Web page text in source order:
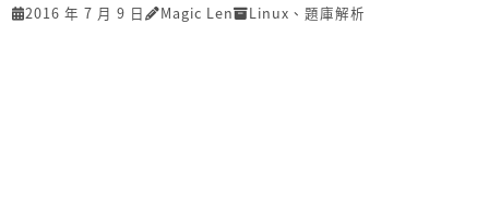
2016 年 7 月 9 日 Magic Len Linux 、 題庫解析